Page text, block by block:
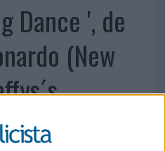
Dance ', de
(New